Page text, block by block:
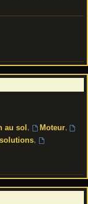
au sol Moteur,
,